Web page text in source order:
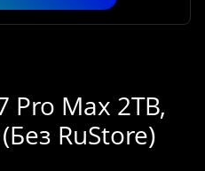
Pro Max 2TB,
RuStore)